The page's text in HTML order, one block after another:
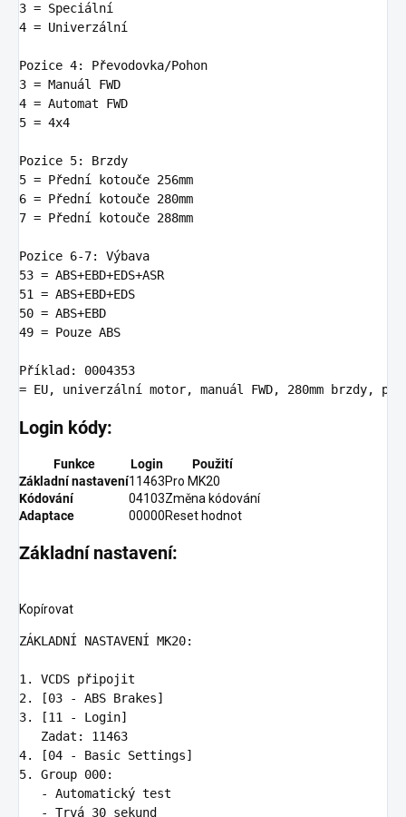
3 = Speciáln
4 = Univerzální
Pozice 4:
3
4
5 = 4x4
Pozice 5:
5 = Přední kotouče 256
6 = Přední kotouče 280
7 = Přední kotouče 288mm
Pozice 6-7:
53 = ABS
51 = ABS
50 = ABS
49 = Pouze ABS
Příklad:
0004353
= EU, univerzální motor, manuál FWD, 280
Login kódy:
Funkce Login
Použití
Základní nastavení11463Pro MK20
Kódování
04103Změna kódování
Adaptace
00000Reset hodnot
Základní nastavení:
Kopírovat
ZÁKLADNÍ NASTAVENÍ MK20:
1.
2.
3.
[11 - Login]
4.
5.
   -
   -